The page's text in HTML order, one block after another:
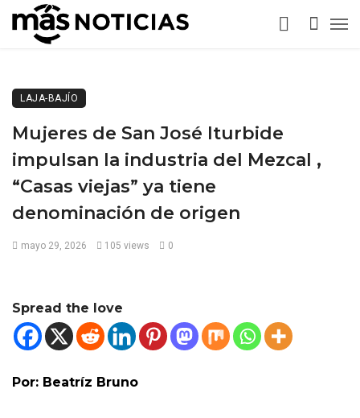
LAJA-BAJÍO
Mujeres de San José Iturbide
impulsan la industria del Mezcal ,
“Casas viejas” ya tiene
denominación de origen
mayo 29, 2026 105 views 0
Spread the love
Por: Beatríz Bruno